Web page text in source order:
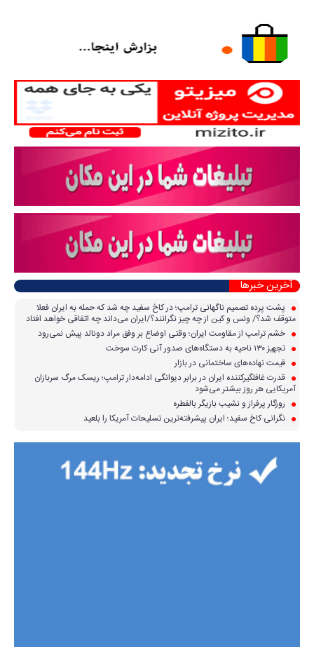
آخرین خبرها
پشت پرده تصمیم ناگهانی ترامپ؛ در کاخ سفید چه شد که حمله به ایران فعلا
متوقف شد؟/ ونس و کین از چه چیز نگرانند؟/ایران می‌داند چه اتفاقی خواهد افتاد
خشم ترامپ از مقاومت ایران؛ وقتی اوضاع بر وفق مراد دونالد پیش نمی‌رود
تجهیز ۱۳۰ ناحیه به دستگاه‌های صدور آنی کارت سوخت
قیمت نهاده‌های ساختمانی در بازار
قدرت غافلگیرکننده ایران در برابر دیوانگی ادامه‌دار ترامپ؛ ریسک مرگ سربازان
آمریکایی هر روز بیشتر می‌شود
روزگار پرفراز و نشیب بازیگر بالفطره
نگرانی کاخ سفید؛ ایران پیشرفته‌ترین تسلیحات آمریکا را بلعید